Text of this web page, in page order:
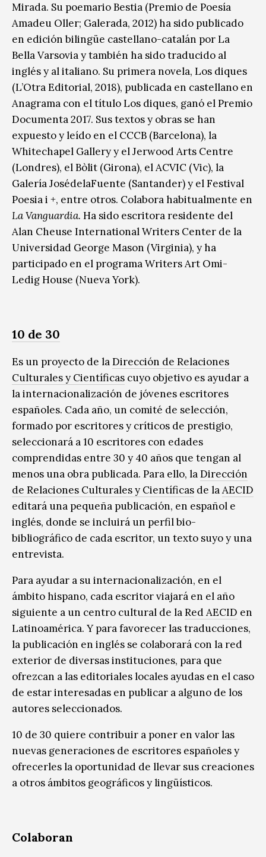
Mirada. Su poemario Bestia (Premio de Poesía
Amadeu Oller; Galerada, 2012) ha sido publicado
en edición bilingüe castellano-catalán por La
Bella Varsovia y también ha sido traducido al
inglés y al italiano. Su primera novela, Los diques
(L’Otra Editorial, 2018), publicada en castellano en
Anagrama con el título Los diques, ganó el Premio
Documenta 2017. Sus textos y obras se han
expuesto y leído en el CCCB (Barcelo­na), la
Whitechapel Gallery y el Jerwood Arts Centre
(Londres), el Bòlit (Girona), el ACVIC (Vic), la
Galería JosédelaFuente (Santander) y el Festival
Poesia i +, entre otros. Colabora habitualmente en
La Vanguar­dia. Ha sido escritora residente del
Alan Cheuse In­ternational Writers Center de la
Universidad George Mason (Virginia), y ha
participado en el programa Writers Art Omi-
Ledig House (Nueva York).
10 de 30
Es un proyecto de laDirección de Relaciones
Culturales y Científicas cuyo objetivo es ayudar a
la internacionalización de jóvenes escritores
españoles. Cada año, un comité de selección,
formado por escritores y críticos de prestigio,
seleccionará a 10 escritores con edades
comprendidas entre 30 y 40 años que tengan al
menos una obra publicada. Para ello, laDirección
de Relaciones Culturales y Científicas de laAECID
editará una pequeña publicación, en español e
inglés, donde se incluirá un perfil bio-
bibliográfico de cada escritor, un texto suyo y una
entrevista.
Para ayudar a su internacionalización, en el
ámbito hispano, cada escritor viajará en el año
siguiente a un centro cultural de laRed AECID en
Latinoamérica. Y para favorecer las traducciones,
la publicación en inglés se colaborará con la red
exterior de diversas instituciones, para que
ofrezcan a las editoriales locales ayudas en el caso
de estar interesadas en publicar a alguno de los
autores seleccionados.
10 de 30 quiere contribuir a poner en valor las
nuevas generaciones de escritores españoles y
ofrecerles la oportunidad de llevar sus creaciones
a otros ámbitos geográficos y lingüísticos.
Colaboran